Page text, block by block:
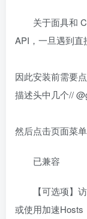
关于面具和
API，一旦遇到直
因此安装前需要
描述头中几个//
然后点击页面菜
已兼容
【可选项】
或使用加速Hosts